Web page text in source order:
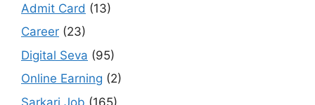
Admit Card (13)
Career (23)
Digital Seva (95)
Online Earning (2)
Sarkari Job (165)